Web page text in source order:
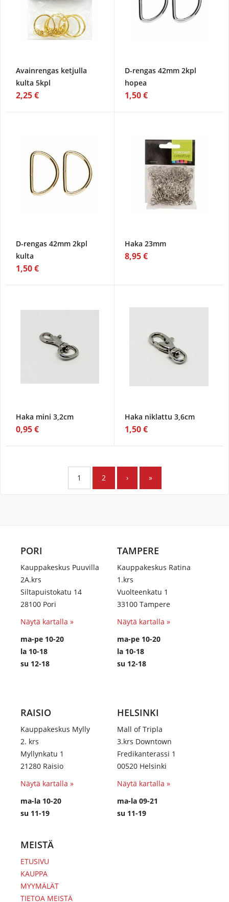
Avainrengas ketjulla
kulta 5kpl
2,25 €
D-rengas 42mm 2kpl
hopea
1,50 €
D-rengas 42mm 2kpl
kulta
1,50 €
Haka 23mm
8,95 €
Haka mini 3,2cm
0,95 €
Haka niklattu 3,6cm
1,50 €
1 2 › »
PORI
Kauppakeskus Puuvilla
2A.krs
Siltapuistokatu 14
28100 Pori
Näytä kartalla »
ma-pe 10-20
la 10-18
su 12-18
TAMPERE
Kauppakeskus Ratina
1.krs
Vuolteenkatu 1
33100 Tampere
Näytä kartalla »
ma-pe 10-20
la 10-18
su 12-18
RAISIO
Kauppakeskus Mylly
2. krs
Myllynkatu 1
21280 Raisio
Näytä kartalla »
ma-la 10-20
su 11-19
HELSINKI
Mall of Tripla
3.krs Downtown
Fredikanterassi 1
00520 Helsinki
Näytä kartalla »
ma-la 09-21
su 11-19
MEISTÄ
ETUSIVU
KAUPPA
MYYMÄLÄT
TIETOA MEISTÄ